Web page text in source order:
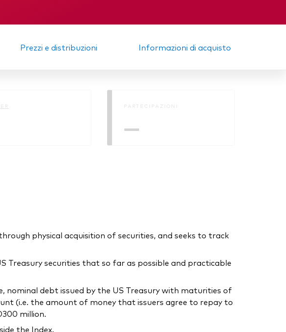
Prezzi e distribuzioni Informazioni di acquisto
PARTECIPAZIONI
—
physical acquisition of securities, and seeks to track
Treasury securities that so far as possible and practicable
nominal debt issued by the US Treasury with maturities of
(i.e. the amount of money that issuers agree to repay to
million.
the Index.